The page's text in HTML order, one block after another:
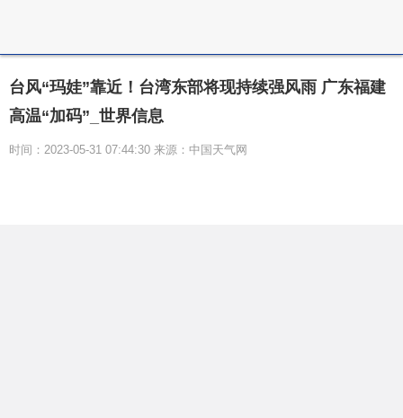
台风“玛娃”靠近！台湾东部将现持续强风雨 广东福建
高温“加码”_世界信息
时间：2023-05-31 07:44:30 来源：中国天气网